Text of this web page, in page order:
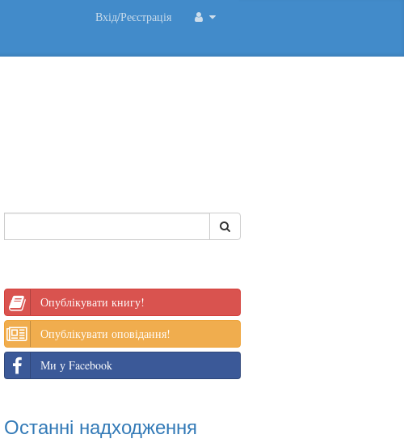
Вхід/Реєстрація
Опублікувати книгу!
Опублікувати оповідання!
Ми у Facebook
Останні надходження